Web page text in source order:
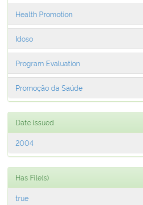
Health Promotion
Idoso
Program Evaluation
Promoção da Saúde
Date issued
2004
Has File(s)
true